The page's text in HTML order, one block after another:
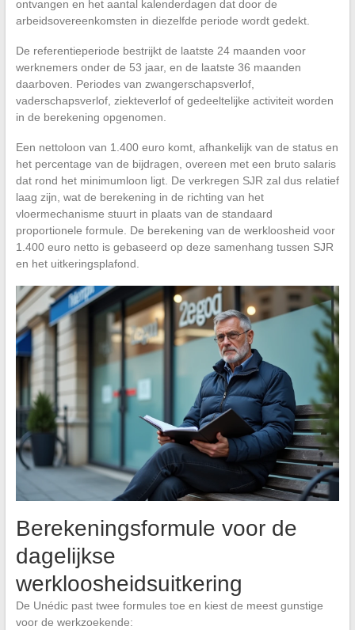
ontvangen en het aantal kalenderdagen dat door de
arbeidsovereenkomsten in diezelfde periode wordt gedekt.
De referentieperiode bestrijkt de laatste 24 maanden voor
werknemers onder de 53 jaar, en de laatste 36 maanden
daarboven. Periodes van zwangerschapsverlof,
vaderschapsverlof, ziekteverlof of gedeeltelijke activiteit worden
in de berekening opgenomen.
Een nettoloon van 1.400 euro komt, afhankelijk van de status en
het percentage van de bijdragen, overeen met een bruto salaris
dat rond het minimumloon ligt. De verkregen SJR zal dus relatief
laag zijn, wat de berekening in de richting van het
vloermechanisme stuurt in plaats van de standaard
proportionele formule. De berekening van de werkloosheid voor
1.400 euro netto is gebaseerd op deze samenhang tussen SJR
en het uitkeringsplafond.
Berekeningsformule voor de
dagelijkse
werkloosheidsuitkering
De Unédic past twee formules toe en kiest de meest gunstige
voor de werkzoekende: